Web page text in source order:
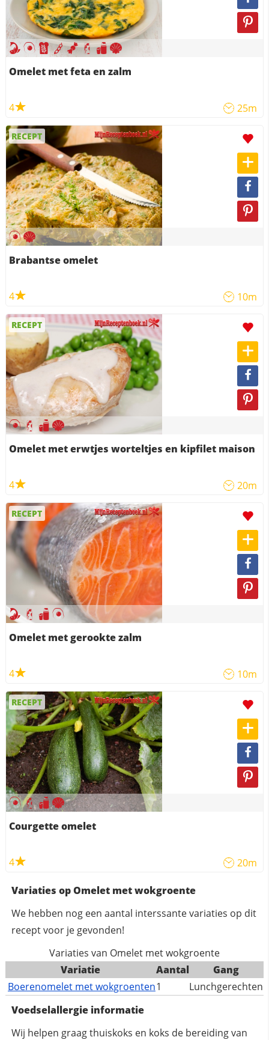
Omelet met feta en zalm
4 25m
RECEPT
Brabantse omelet
4 10m
RECEPT
Omelet met erwtjes worteltjes en kipfilet maison
4 20m
RECEPT
Omelet met gerookte zalm
4 10m
RECEPT
Courgette omelet
4 20m
Variaties op Omelet met wokgroente
We hebben nog een aantal interssante variaties op dit
recept voor je gevonden!
Variaties van Omelet met wokgroente
Variatie
Aantal
Gang
Boerenomelet met wokgroenten1
Lunchgerechten
Voedselallergie informatie
Wij helpen graag thuiskoks en koks de bereiding van